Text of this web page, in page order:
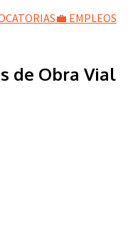
💼 EMPLEOS
de Obra Vial